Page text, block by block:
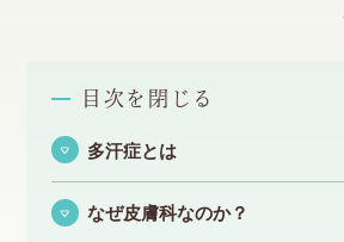
目次を閉じる
多汗症とは
なぜ皮膚科なのか？